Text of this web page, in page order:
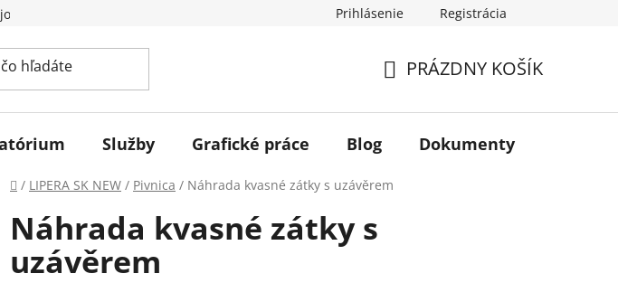
Prihlásenie Registrácia
KOŠÍK
PRÁZDNY KOŠÍK
Služby Grafické práce Blog Dokumenty
Domov
/ LIPERA SK NEW / Pivnica / Náhrada kvasné zátky s uzávěrem
Náhrada kvasné zátky s
uzávěrem